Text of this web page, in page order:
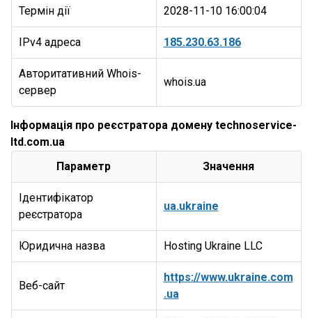
Термін дії 2028-11-10 16:00:04
IPv4 адреса 185.230.63.186
Авторитативний Whois-
сервер
whois.ua
Інформація про реєстратора домену technoservice-
ltd.com.ua
Параметр
Значення
Ідентифікатор
реєстратора
ua.ukraine
Юридична назва Hosting Ukraine LLC
Веб-сайт
https://www.ukraine.com
.ua